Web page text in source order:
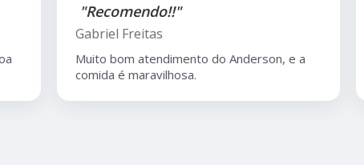
"Recomendo!!"
Gabriel Freitas
Muito bom atendimento do Anderson, e a
comida é maravilhosa.